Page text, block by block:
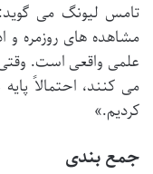
تامس لیونگ می
مشاهده های روزمره
علمی واقعی است. وقتی
می کنند، احتمالاً
کردیم.»
جمع بندی